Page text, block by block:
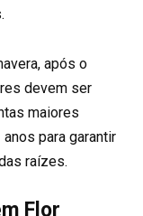
após o
devem ser
maiores
para garantir
raízes.
Flor